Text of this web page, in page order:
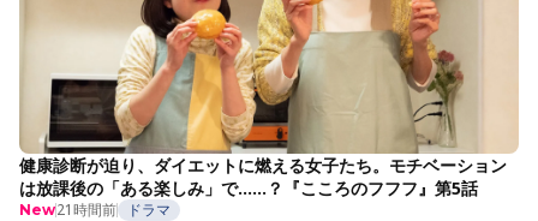
健康診断が迫り、ダイエットに燃える女子たち。モチベーション
は放課後の「ある楽しみ」で……？『こころのフフフ』第5話
New21時間前 ドラマ